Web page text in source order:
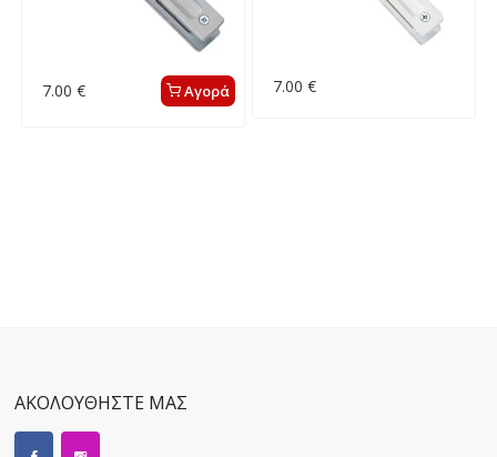
7.00 € Αγορά 7.00 €
ΑΚΟΛΟΥΘΗΣΤΕ ΜΑΣ